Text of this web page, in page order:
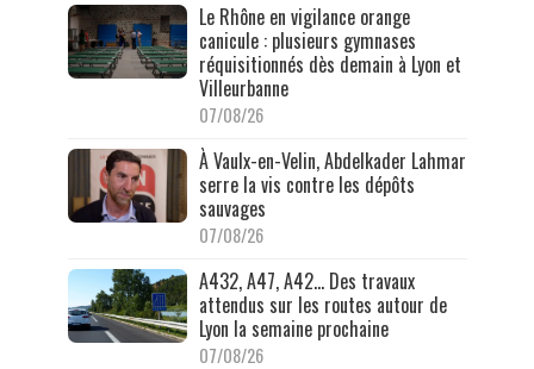
Le Rhône en vigilance orange
canicule : plusieurs gymnases
réquisitionnés dès demain à Lyon et
Villeurbanne
07/08/26
À Vaulx-en-Velin, Abdelkader Lahmar
serre la vis contre les dépôts
sauvages
07/08/26
A432, A47, A42… Des travaux
attendus sur les routes autour de
Lyon la semaine prochaine
07/08/26